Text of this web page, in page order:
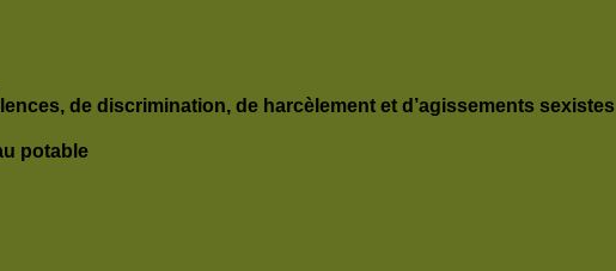
de discrimination, de harcèlement et d’agissements sexistes
potable